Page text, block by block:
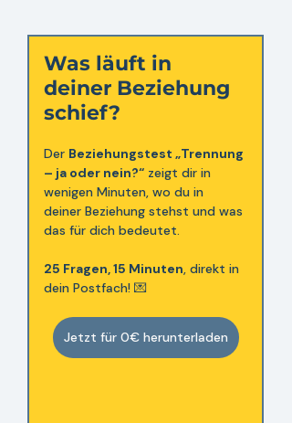
Was läuft in
deiner Beziehung
schief?
Der Beziehungstest „Trennung
– ja oder nein?“ zeigt dir in
wenigen Minuten, wo du in
deiner Beziehung stehst und was
das für dich bedeutet.
25 Fragen, 15 Minuten, direkt in
dein Postfach! 💌
Jetzt für 0€ herunterladen